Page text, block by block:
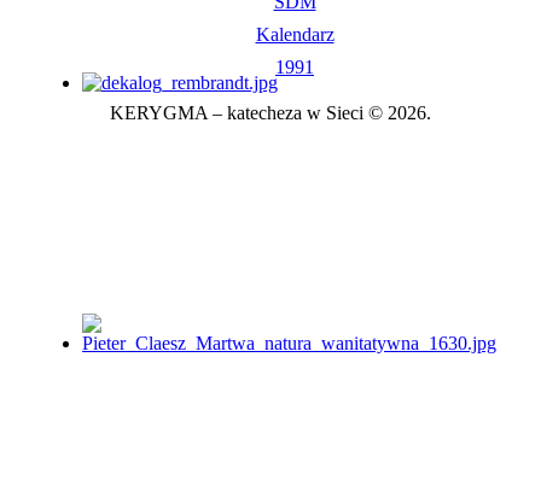
Kalendarz
1991
KERYGMA – katecheza w Sieci © 2026.